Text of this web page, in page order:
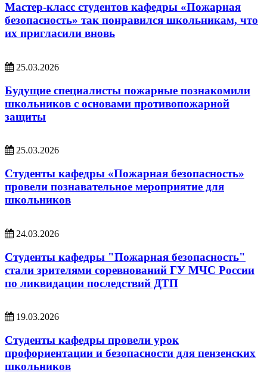
Мастер-класс студентов кафедры «Пожарная
безопасность» так понравился школьникам, что
их пригласили вновь
25.03.2026
Будущие специалисты пожарные познакомили
школьников с основами противопожарной
защиты
25.03.2026
Студенты кафедры «Пожарная безопасность»
провели познавательное мероприятие для
школьников
24.03.2026
Студенты кафедры "Пожарная безопасность"
стали зрителями соревнований ГУ МЧС России
по ликвидации последствий ДТП
19.03.2026
Студенты кафедры провели урок
профориентации и безопасности для пензенских
школьников